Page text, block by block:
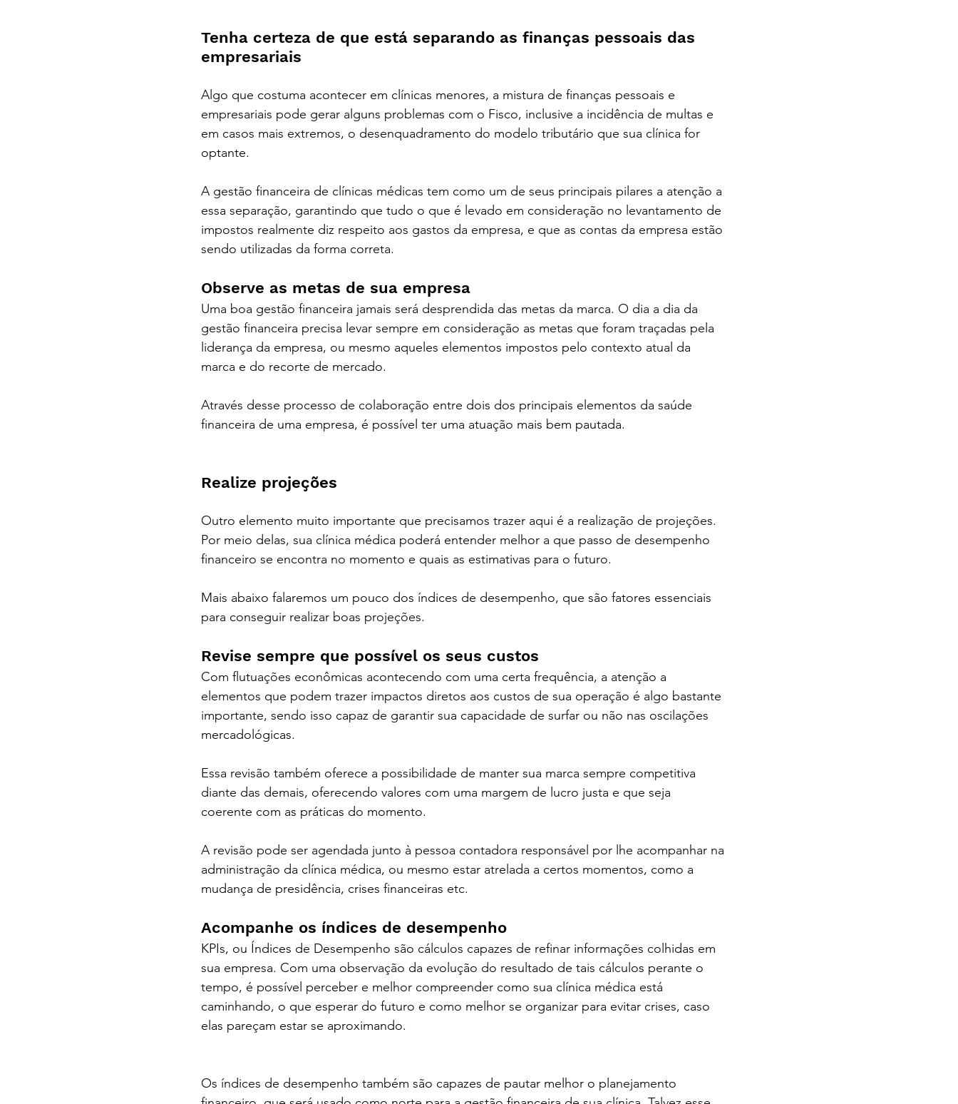
Tenha certeza de que está separando as finanças pessoais das
empresariais
Algo que costuma acontecer em clínicas menores, a mistura de finanças pessoais e
empresariais pode gerar alguns problemas com o Fisco, inclusive a incidência de multas e
em casos mais extremos, o desenquadramento do modelo tributário que sua clínica for
optante.
A gestão financeira de clínicas médicas tem como um de seus principais pilares a atenção a
essa separação, garantindo que tudo o que é levado em consideração no levantamento de
impostos realmente diz respeito aos gastos da empresa, e que as contas da empresa estão
sendo utilizadas da forma correta.
Observe as metas de sua empresa
Uma boa gestão financeira jamais será desprendida das metas da marca. O dia a dia da
gestão financeira precisa levar sempre em consideração as metas que foram traçadas pela
liderança da empresa, ou mesmo aqueles elementos impostos pelo contexto atual da
marca e do recorte de mercado.
Através desse processo de colaboração entre dois dos principais elementos da saúde
financeira de uma empresa, é possível ter uma atuação mais bem pautada.
Realize projeções
Outro elemento muito importante que precisamos trazer aqui é a realização de projeções.
Por meio delas, sua clínica médica poderá entender melhor a que passo de desempenho
financeiro se encontra no momento e quais as estimativas para o futuro.
Mais abaixo falaremos um pouco dos índices de desempenho, que são fatores essenciais
para conseguir realizar boas projeções.
Revise sempre que possível os seus custos
Com flutuações econômicas acontecendo com uma certa frequência, a atenção a
elementos que podem trazer impactos diretos aos custos de sua operação é algo bastante
importante, sendo isso capaz de garantir sua capacidade de surfar ou não nas oscilações
mercadológicas.
Essa revisão também oferece a possibilidade de manter sua marca sempre competitiva
diante das demais, oferecendo valores com uma margem de lucro justa e que seja
coerente com as práticas do momento.
A revisão pode ser agendada junto à pessoa contadora responsável por lhe acompanhar na
administração da clínica médica, ou mesmo estar atrelada a certos momentos, como a
mudança de presidência, crises financeiras etc.
Acompanhe os índices de desempenho
KPIs, ou Índices de Desempenho são cálculos capazes de refinar informações colhidas em
sua empresa. Com uma observação da evolução do resultado de tais cálculos perante o
tempo, é possível perceber e melhor compreender como sua clínica médica está
caminhando, o que esperar do futuro e como melhor se organizar para evitar crises, caso
elas pareçam estar se aproximando.
Os índices de desempenho também são capazes de pautar melhor o planejamento